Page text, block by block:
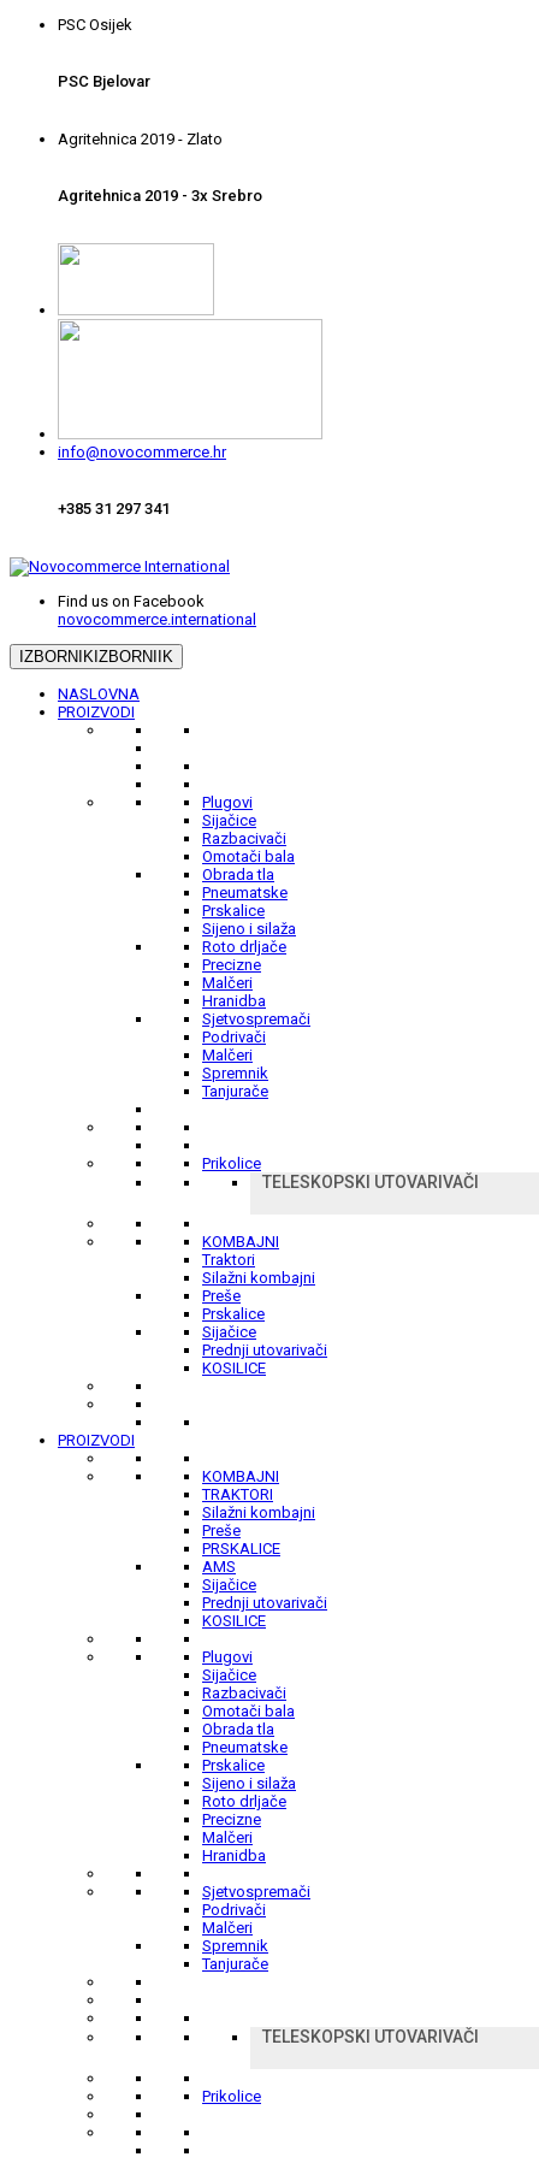
PSC Osijek
PSC Bjelovar
Agritehnica 2019 - Zlato
Agritehnica 2019 - 3x Srebro
info@novocommerce.hr
+385 31 297 341
Find us on Facebook
novocommerce.international
IZBORNIKIZBORNIIK
NASLOVNA
PROIZVODI
Plugovi
Sijačice
Razbacivači
Omotači bala
Obrada tla
Pneumatske
Prskalice
Sijeno i silaža
Roto drljače
Precizne
Malčeri
Hranidba
Sjetvospremači
Podrivači
Malčeri
Spremnik
Tanjurače
Prikolice
TELESKOPSKI UTOVARIVAČI
KOMBAJNI
Traktori
Silažni kombajni
Preše
Prskalice
Sijačice
Prednji utovarivači
KOSILICE
PROIZVODI
KOMBAJNI
TRAKTORI
Silažni kombajni
Preše
PRSKALICE
AMS
Sijačice
Prednji utovarivači
KOSILICE
Plugovi
Sijačice
Razbacivači
Omotači bala
Obrada tla
Pneumatske
Prskalice
Sijeno i silaža
Roto drljače
Precizne
Malčeri
Hranidba
Sjetvospremači
Podrivači
Malčeri
Spremnik
Tanjurače
TELESKOPSKI UTOVARIVAČI
Prikolice